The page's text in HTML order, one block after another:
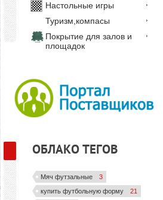
Настольные игры
Туризм,компасы
Покрытие для залов и
площадок
ОБЛАКО ТЕГОВ
Мяч футзальные
3
купить футбольную форму
21